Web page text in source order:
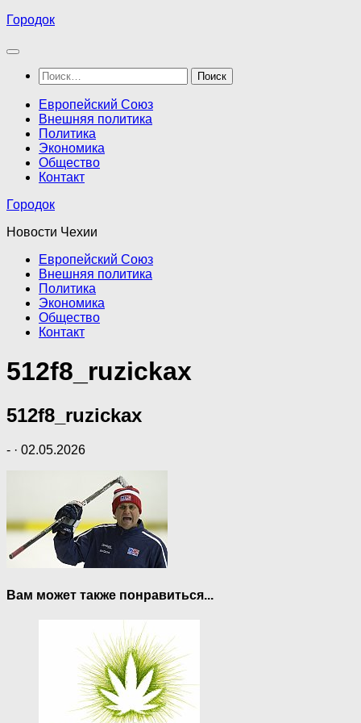
Перейти
содержимому
Городок
Найти:
Европейский Союз
Внешняя политика
Политика
Экономика
Общество
Контакт
Городок
Новости Чехии
Европейский Союз
Внешняя политика
Политика
Экономика
Общество
Контакт
512f8_ruzickax
512f8_ruzickax
- · 02.05.2026
Вам может также понравиться...